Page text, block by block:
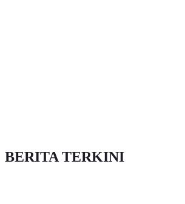
BERITA TERKINI